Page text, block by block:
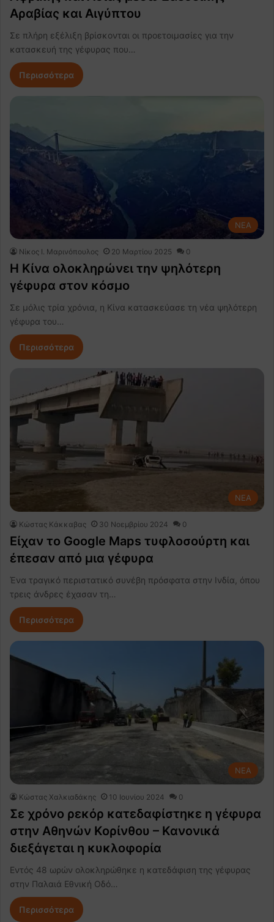
Αραβίας και Αιγύπτου
Σε πλήρη εξέλιξη βρίσκονται οι προετοιμασίες για την
κατασκευή της γέφυρας που…
Περισσότερα
NEA
Nίκος Ι. Mαρινόπουλος 20 Μαρτίου 2025 0
Η Κίνα ολοκληρώνει την ψηλότερη
γέφυρα στον κόσμο
Σε μόλις τρία χρόνια, η Κίνα κατασκεύασε τη νέα ψηλότερη
γέφυρα του…
Περισσότερα
NEA
Κώστας Κάκκαβας 30 Νοεμβρίου 2024 0
Είχαν το Google Maps τυφλοσούρτη και
έπεσαν από μια γέφυρα
Ένα τραγικό περιστατικό συνέβη πρόσφατα στην Ινδία, όπου
τρεις άνδρες έχασαν τη…
Περισσότερα
NEA
Κώστας Χαλκιαδάκης 10 Ιουνίου 2024 0
Σε χρόνο ρεκόρ κατεδαφίστηκε η γέφυρα
στην Αθηνών Κορίνθου – Κανονικά
διεξάγεται η κυκλοφορία
Εντός 48 ωρών ολοκληρώθηκε η κατεδάφιση της γέφυρας
στην Παλαιά Εθνική Οδό…
Περισσότερα